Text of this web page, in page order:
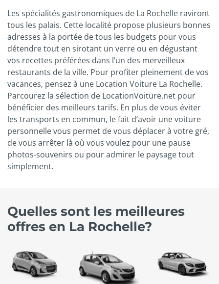
Les spécialités gastronomiques de La Rochelle raviront
tous les palais. Cette localité propose plusieurs bonnes
adresses à la portée de tous les budgets pour vous
détendre tout en sirotant un verre ou en dégustant
vos recettes préférées dans l’un des merveilleux
restaurants de la ville. Pour profiter pleinement de vos
vacances, pensez à une Location Voiture La Rochelle.
Parcourez la sélection de LocationVoiture.net pour
bénéficier des meilleurs tarifs. En plus de vous éviter
les transports en commun, le fait d’avoir une voiture
personnelle vous permet de vous déplacer à votre gré,
de vous arrêter là où vous voulez pour une pause
photos-souvenirs ou pour admirer le paysage tout
simplement.
Quelles sont les meilleures
offres en La Rochelle?